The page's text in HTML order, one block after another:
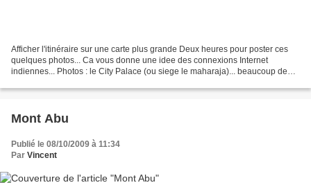
Afficher l'itinéraire sur une carte plus grande Deux heures pour poster ces
quelques photos... Ca vous donne une idee des connexions Internet
indiennes... Photos : le City Palace (ou siege le maharaja)... beaucoup de
Mont Abu
Publié le 08/10/2009 à 11:34
Par Vincent